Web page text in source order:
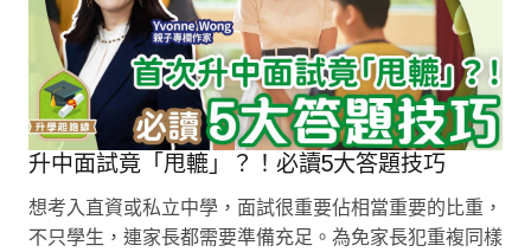
升中面試竟「甩轆」？！必讀5大答題技巧
想考入直資或私立中學，面試很重要佔相當重要的比重，
不只學生，連家長都需要準備充足。為免家長犯重複同樣